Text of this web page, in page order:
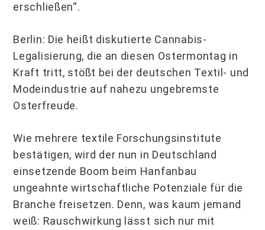
erschließen“.
Berlin: Die heißt diskutierte Cannabis-
Legalisierung, die an diesen Ostermontag in
Kraft tritt, stößt bei der deutschen Textil- und
Modeindustrie auf nahezu ungebremste
Osterfreude.
Wie mehrere textile Forschungsinstitute
bestätigen, wird der nun in Deutschland
einsetzende Boom beim Hanfanbau
ungeahnte wirtschaftliche Potenziale für die
Branche freisetzen. Denn, was kaum jemand
weiß: Rauschwirkung lässt sich nur mit